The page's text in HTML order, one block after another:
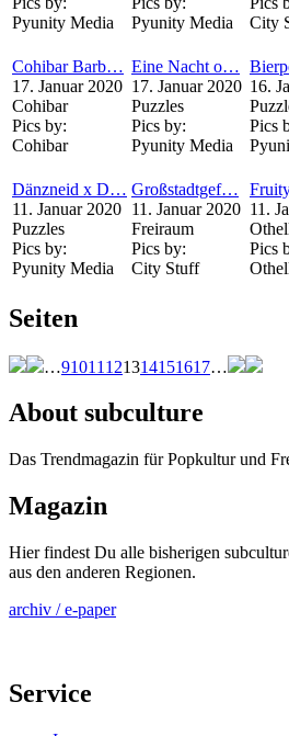
Pyunity Media
Pyunity Media
City
Cohibar Barb…
17. Januar 2020
Cohibar
Pics by:
Cohibar
Eine Nacht o…
17. Januar 2020
Puzzles
Pics by:
Pyunity Media
16.
Pics
Dänzneid x D…
11. Januar 2020
Puzzles
Pics by:
Pyunity Media
Großstadtgef…
11. Januar 2020
Freiraum
Pics by:
City Stuff
11.
Pics
Seiten
…91011 121314151617…
About subculture
Das Trendmagazin für Popkultur und
Magazin
Hier findest Du alle bisherigen
aus den anderen Regionen.
archiv / e-paper
Service